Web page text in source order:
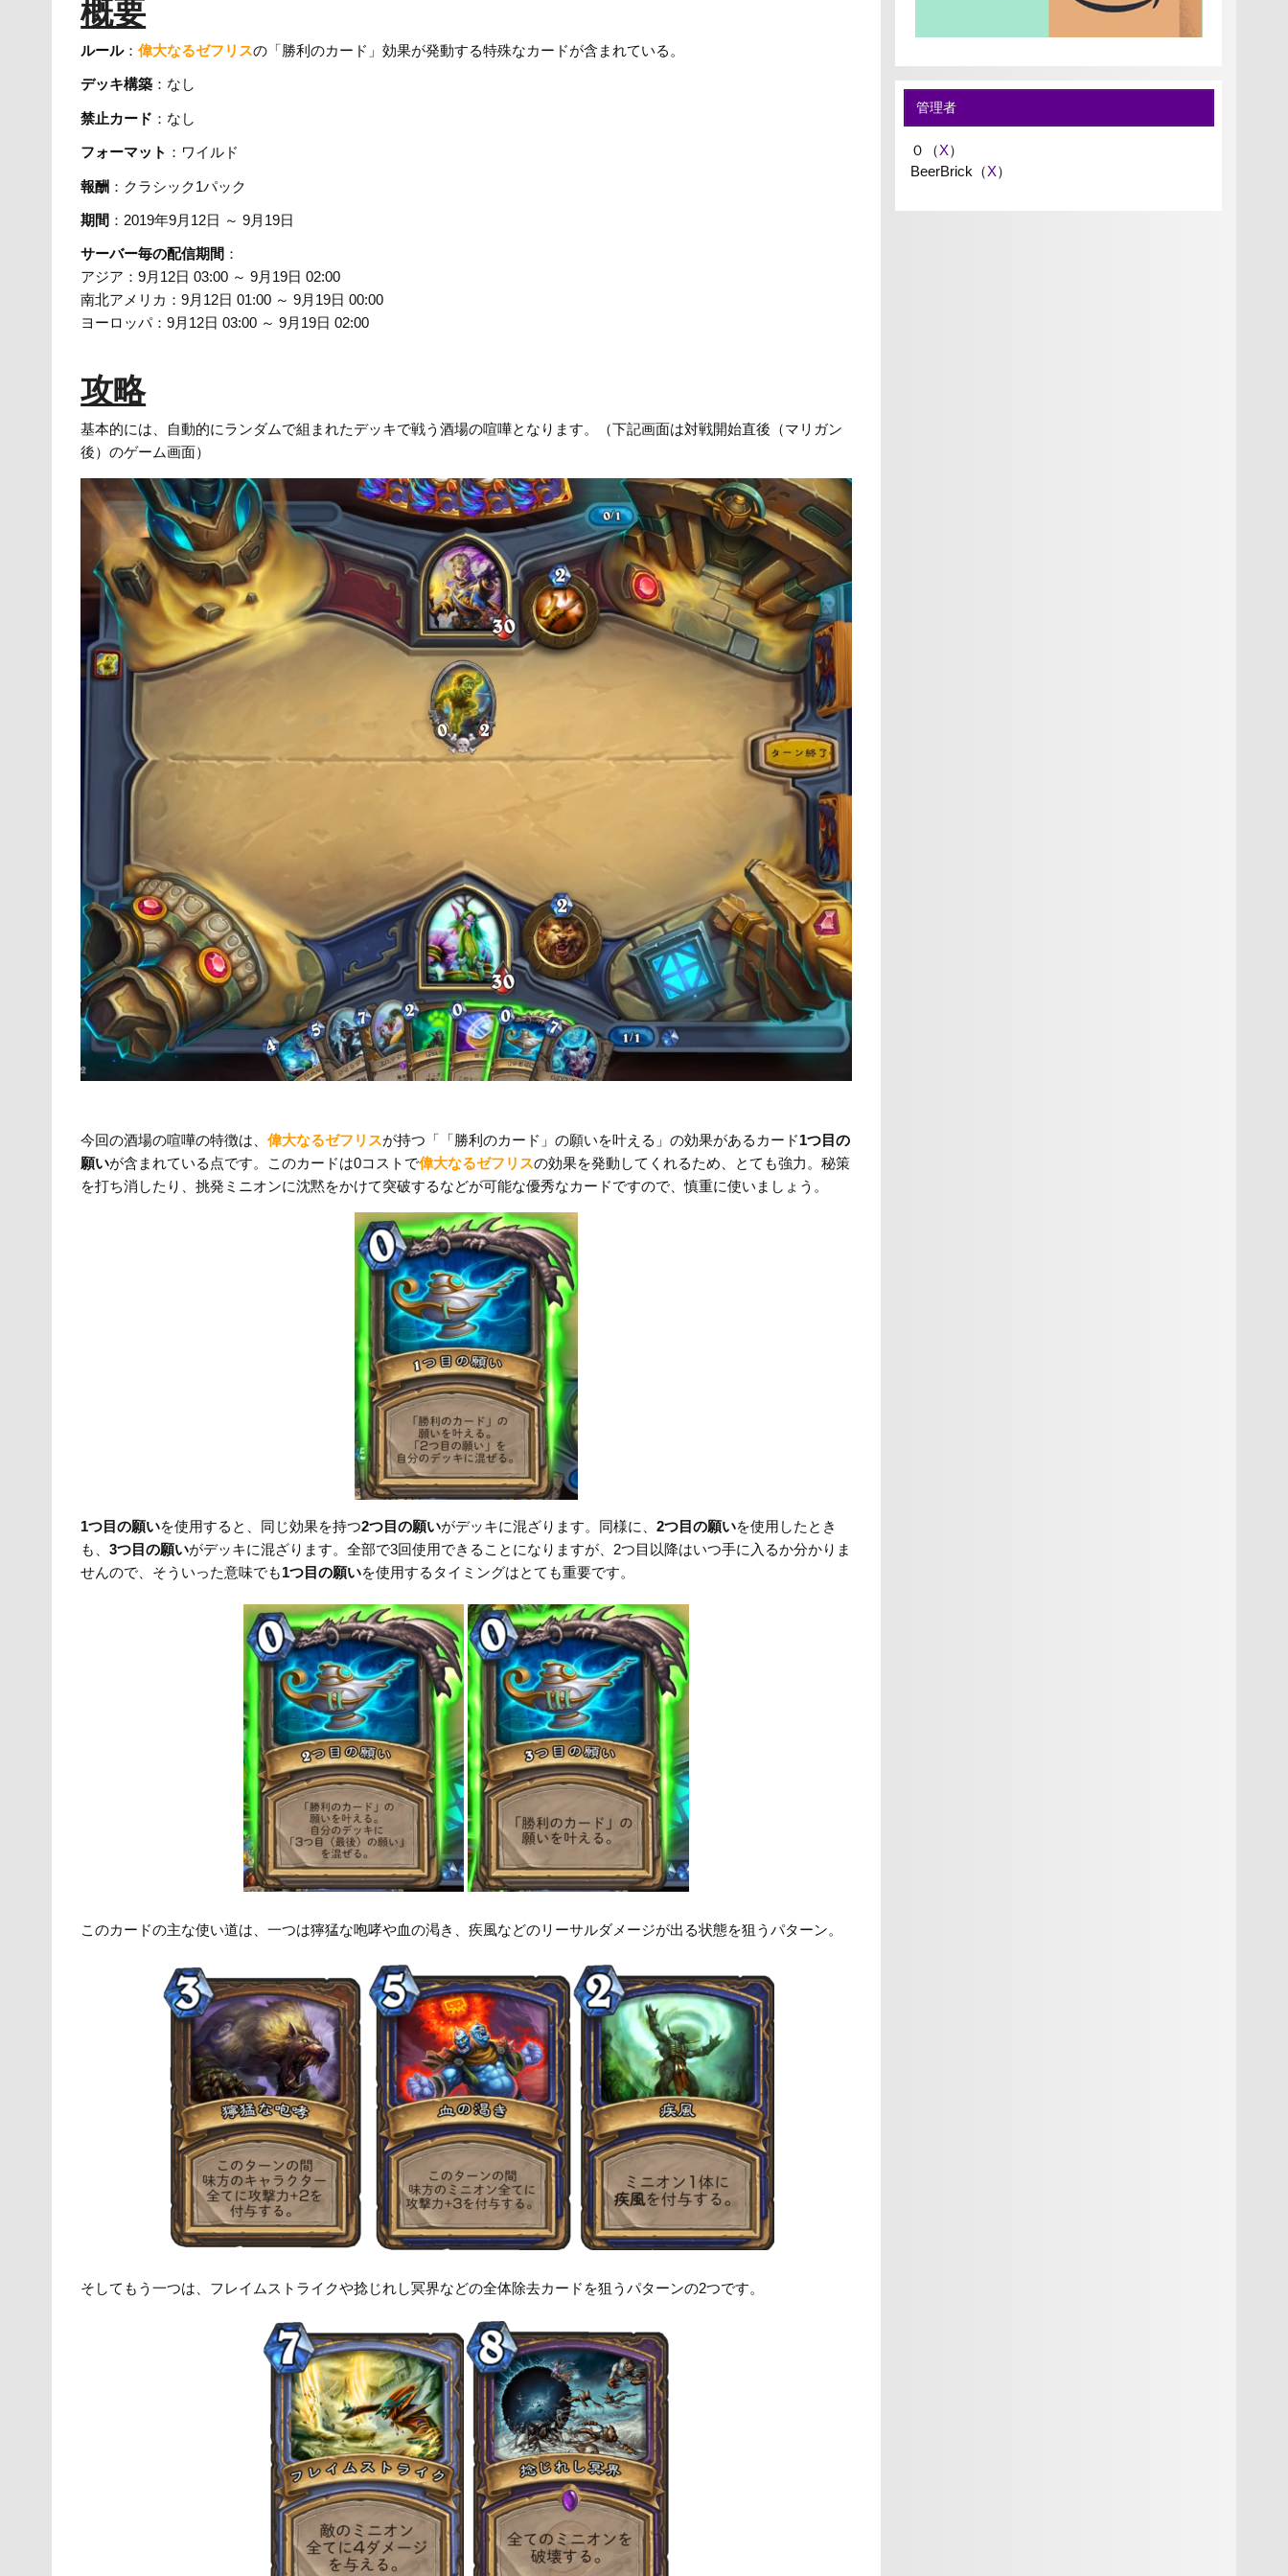
概要
ルール：偉大なるゼフリスの「勝利のカード」効果が発動する特殊なカードが含まれている。
デッキ構築 ：なし
禁止カード ：なし
フォーマット ：ワイルド
報酬 ：クラシック1パック
期間 ：2019年9月12日 ～ 9月19日
サーバー毎の配信期間 ：
アジア：9月12日 03:00 ～ 9月19日 02:00
南北アメリカ：9月12日 01:00 ～ 9月19日 00:00
ヨーロッパ：9月12日 03:00 ～ 9月19日 02:00
攻略
基本的には、自動的にランダムで組まれたデッキで戦う酒場の喧嘩となります。（下記画面は対戦開始直後（マリガン
後）のゲーム画面）
今回の酒場の喧嘩の特徴は、偉大なるゼフリスが持つ「「勝利のカード」の願いを叶える」の効果があるカード1つ目の
願いが含まれている点です。このカードは0コストで偉大なるゼフリスの効果を発動してくれるため、とても強力。秘策
を打ち消したり、挑発ミニオンに沈黙をかけて突破するなどが可能な優秀なカードですので、慎重に使いましょう。
1つ目の願いを使用すると、同じ効果を持つ2つ目の願いがデッキに混ざります。同様に、2つ目の願いを使用したとき
も、3つ目の願いがデッキに混ざります。全部で3回使用できることになりますが、2つ目以降はいつ手に入るか分かりま
せんので、そういった意味でも1つ目の願いを使用するタイミングはとても重要です。
このカードの主な使い道は、一つは獰猛な咆哮や血の渇き、疾風などのリーサルダメージが出る状態を狙うパターン。
そしてもう一つは、フレイムストライクや捻じれし冥界などの全体除去カードを狙うパターンの2つです。
管理者
０（X）
BeerBrick（X）